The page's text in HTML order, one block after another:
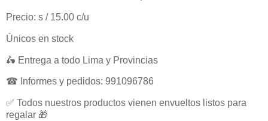
Precio: s / 15.00 c/u
Únicos en stock
🛵 Entrega a todo Lima y Provincias
☎ Informes y pedidos: 991096786
✅ Todos nuestros productos vienen envueltos listos para
regalar 🎁